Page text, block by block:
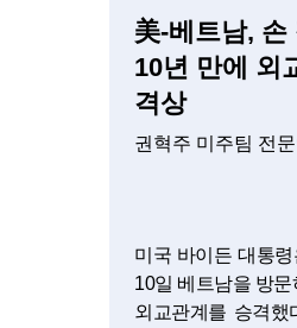
美-베트남, 손
10년 만에 외
격상
권혁주 미주팀 전
미국 바이든 대통
10일 베트남을 방문
외교관계를 승격했